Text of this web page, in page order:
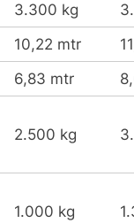
3.300 kg
10,22 mtr
6,83 mtr
2.500 kg
1.000 kg